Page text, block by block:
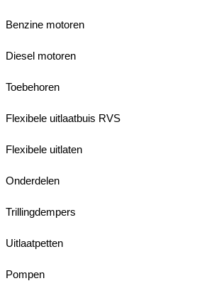
Benzine motoren
Diesel motoren
Toebehoren
Flexibele uitlaatbuis RVS
Flexibele uitlaten
Onderdelen
Trillingdempers
Uitlaatpetten
Pompen